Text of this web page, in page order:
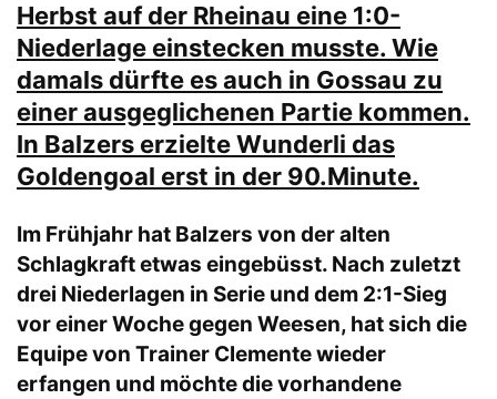
Herbst auf der Rheinau eine 1:0-
Niederlage einstecken musste. Wie
damals dürfte es auch in Gossau zu
einer ausgeglichenen Partie kommen.
In Balzers erzielte Wunderli das
Goldengoal erst in der 90.Minute.
Im Frühjahr hat Balzers von der alten
Schlagkraft etwas eingebüsst. Nach zuletzt
drei Niederlagen in Serie und dem 2:1-Sieg
vor einer Woche gegen Weesen, hat sich die
Equipe von Trainer Clemente wieder
erfangen und möchte die vorhandene